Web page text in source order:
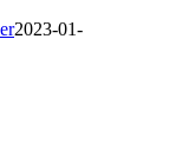
2023-01-